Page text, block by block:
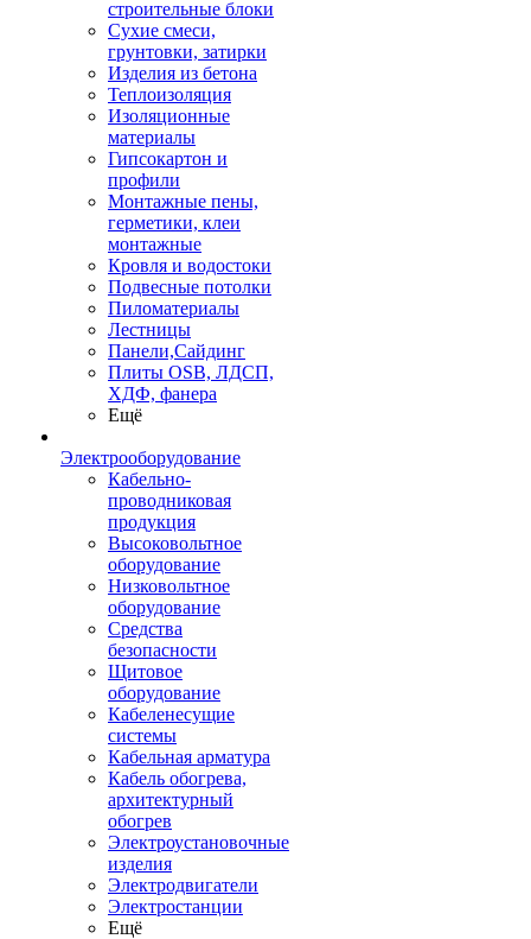
строительные блоки
Сухие смеси,
грунтовки, затирки
Изделия из бетона
Теплоизоляция
Изоляционные
материалы
Гипсокартон и
профили
Монтажные пены,
герметики, клеи
монтажные
Кровля и водостоки
Подвесные потолки
Пиломатериалы
Лестницы
Панели,Сайдинг
Плиты OSB, ЛДСП,
ХДФ, фанера
Ещё
Электрооборудование
Кабельно-
проводниковая
продукция
Высоковольтное
оборудование
Низковольтное
оборудование
Средства
безопасности
Щитовое
оборудование
Кабеленесущие
системы
Кабельная арматура
Кабель обогрева,
архитектурный
обогрев
Электроустановочные
изделия
Электродвигатели
Электростанции
Ещё